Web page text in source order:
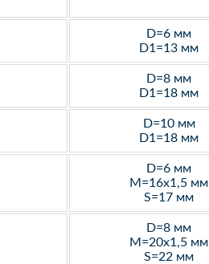
D=6 мм
D1=13 мм
D=8 мм
D1=18 мм
D=10 мм
D1=18 мм
D=6 мм
M=16х1,5 мм
S=17 мм
D=8 мм
M=20х1,5 мм
S=22 мм